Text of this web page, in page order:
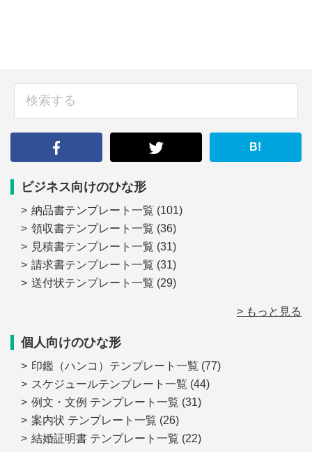
B!
ビジネス向けのひな形
納品書テンプレート一覧 (101)
領収書テンプレート一覧 (36)
見積書テンプレート一覧 (31)
請求書テンプレート一覧 (31)
送付状テンプレート一覧 (29)
> もっと見る
個人向けのひな形
印鑑（ハンコ）テンプレート一覧 (77)
スケジュールテンプレート一覧 (44)
例文・文例 テンプレート一覧 (31)
案内状 テンプレート一覧 (26)
結婚証明書 テンプレート一覧 (22)